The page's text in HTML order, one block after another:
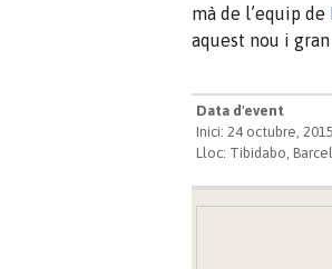
mà de l’equip de
aquest nou i
Data d'event
Inici: 24 octubre, 2015
Lloc: Tibidabo,